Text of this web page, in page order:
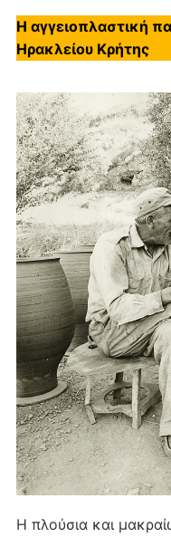
Η αγγειοπλαστική
Ηρακλείου Κρήτης
Η πλούσια και